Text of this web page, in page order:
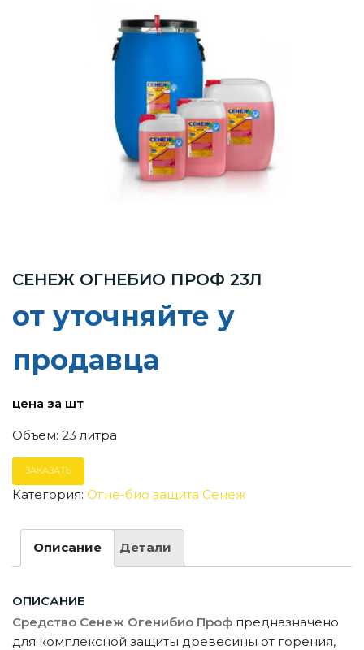
СЕНЕЖ ОГНЕБИО ПРОФ 23Л
от уточняйте у
продавца
цена за шт
Объем: 23 литра
ЗАКАЗАТЬ
Категория: Огне-био защита Сенеж
Описание Детали
ОПИСАНИЕ
Средство Сенеж Огенибио Проф предназначено
для комплексной защиты древесины от горения,